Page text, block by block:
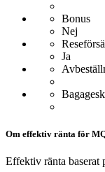
Bonus
Nej
Ja
Om effektiv ränta för
Effektiv ränta baserat